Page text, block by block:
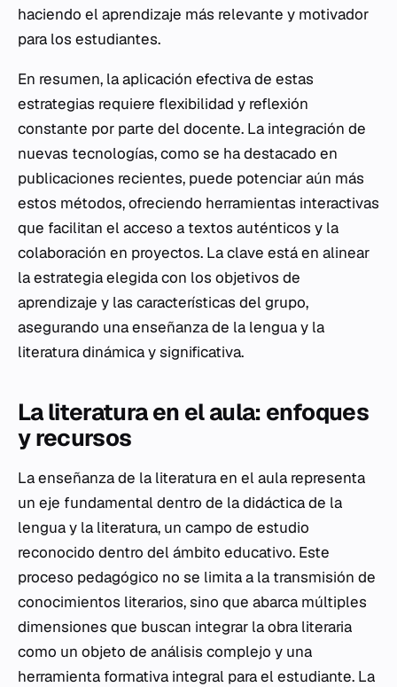
haciendo el aprendizaje más relevante y motivador
para los estudiantes.
En resumen, la aplicación efectiva de estas
estrategias requiere flexibilidad y reflexión
constante por parte del docente. La integración de
nuevas tecnologías, como se ha destacado en
publicaciones recientes, puede potenciar aún más
estos métodos, ofreciendo herramientas interactivas
que facilitan el acceso a textos auténticos y la
colaboración en proyectos. La clave está en alinear
la estrategia elegida con los objetivos de
aprendizaje y las características del grupo,
asegurando una enseñanza de la lengua y la
literatura dinámica y significativa.
La literatura en el aula: enfoques
y recursos
La enseñanza de la literatura en el aula representa
un eje fundamental dentro de la didáctica de la
lengua y la literatura, un campo de estudio
reconocido dentro del ámbito educativo. Este
proceso pedagógico no se limita a la transmisión de
conocimientos literarios, sino que abarca múltiples
dimensiones que buscan integrar la obra literaria
como un objeto de análisis complejo y una
herramienta formativa integral para el estudiante. La